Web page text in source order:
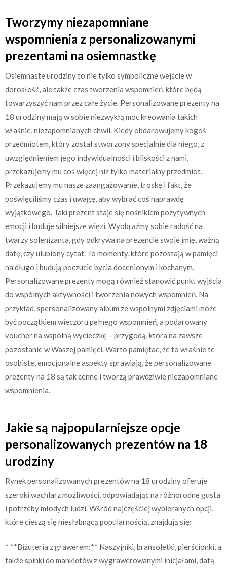
Tworzymy niezapomniane
wspomnienia z personalizowanymi
prezentami na osiemnastkę
Osiemnaste urodziny to nie tylko symboliczne wejście w
dorosłość, ale także czas tworzenia wspomnień, które będą
towarzyszyć nam przez całe życie. Personalizowane prezenty na
18 urodziny mają w sobie niezwykłą moc kreowania takich
właśnie, niezapomnianych chwil. Kiedy obdarowujemy kogoś
przedmiotem, który został stworzony specjalnie dla niego, z
uwzględnieniem jego indywidualności i bliskości z nami,
przekazujemy mu coś więcej niż tylko materialny przedmiot.
Przekazujemy mu nasze zaangażowanie, troskę i fakt, że
poświęciliśmy czas i uwagę, aby wybrać coś naprawdę
wyjątkowego. Taki prezent staje się nośnikiem pozytywnych
emocji i buduje silniejsze więzi. Wyobraźmy sobie radość na
twarzy solenizanta, gdy odkrywa na prezencie swoje imię, ważną
datę, czy ulubiony cytat. To momenty, które pozostają w pamięci
na długo i budują poczucie bycia docenionym i kochanym.
Personalizowane prezenty mogą również stanowić punkt wyjścia
do wspólnych aktywności i tworzenia nowych wspomnień. Na
przykład, spersonalizowany album ze wspólnymi zdjęciami może
być początkiem wieczoru pełnego wspomnień, a podarowany
voucher na wspólną wycieczkę – przygodą, która na zawsze
pozostanie w Waszej pamięci. Warto pamiętać, że to właśnie te
osobiste, emocjonalne aspekty sprawiają, że personalizowane
prezenty na 18 są tak cenne i tworzą prawdziwie niezapomniane
wspomnienia.
Jakie są najpopularniejsze opcje
personalizowanych prezentów na 18
urodziny
Rynek personalizowanych prezentów na 18 urodziny oferuje
szeroki wachlarz możliwości, odpowiadając na różnorodne gusta
i potrzeby młodych ludzi. Wśród najczęściej wybieranych opcji,
które cieszą się niesłabnącą popularnością, znajdują się:
* **Biżuteria z grawerem:** Naszyjniki, bransoletki, pierścionki, a
także spinki do mankietów z wygrawerowanymi inicjałami, datą